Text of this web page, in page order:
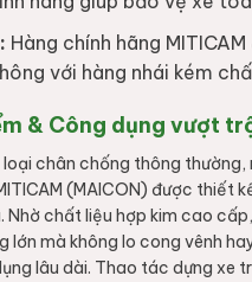
Hàng chính hãng
với hàng nhái kém
& Công dụng vượt
chân chống thông thường,
(MAICON) được thiết
Nhờ chất liệu hợp kim cao
lớn mà không lo cong vênh
lâu dài. Thao tác dựng xe